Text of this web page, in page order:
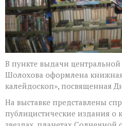
В пункте выдачи
Шолохова оформлена
калейдоскоп», посвященная
На выставке представлены
публицистические издания о